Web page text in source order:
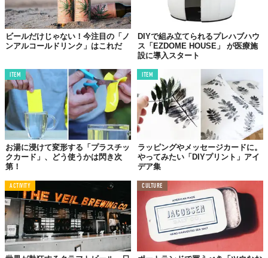
ビールだけじゃない！今注目の「ノ
ンアルコールドリンク」はこれだ
DIYで組み立てられるプレハブハウ
ス「EZDOME HOUSE」 が医療施
設に導入スタート
ITEM
お湯に浸けて変形する「プラスチッ
クカード」、どう使うかは閃き次
第！
ITEM
ラッピングやメッセージカードに。
やってみたい「DIYプリント」アイ
デア集
ACTIVITY CULTURE